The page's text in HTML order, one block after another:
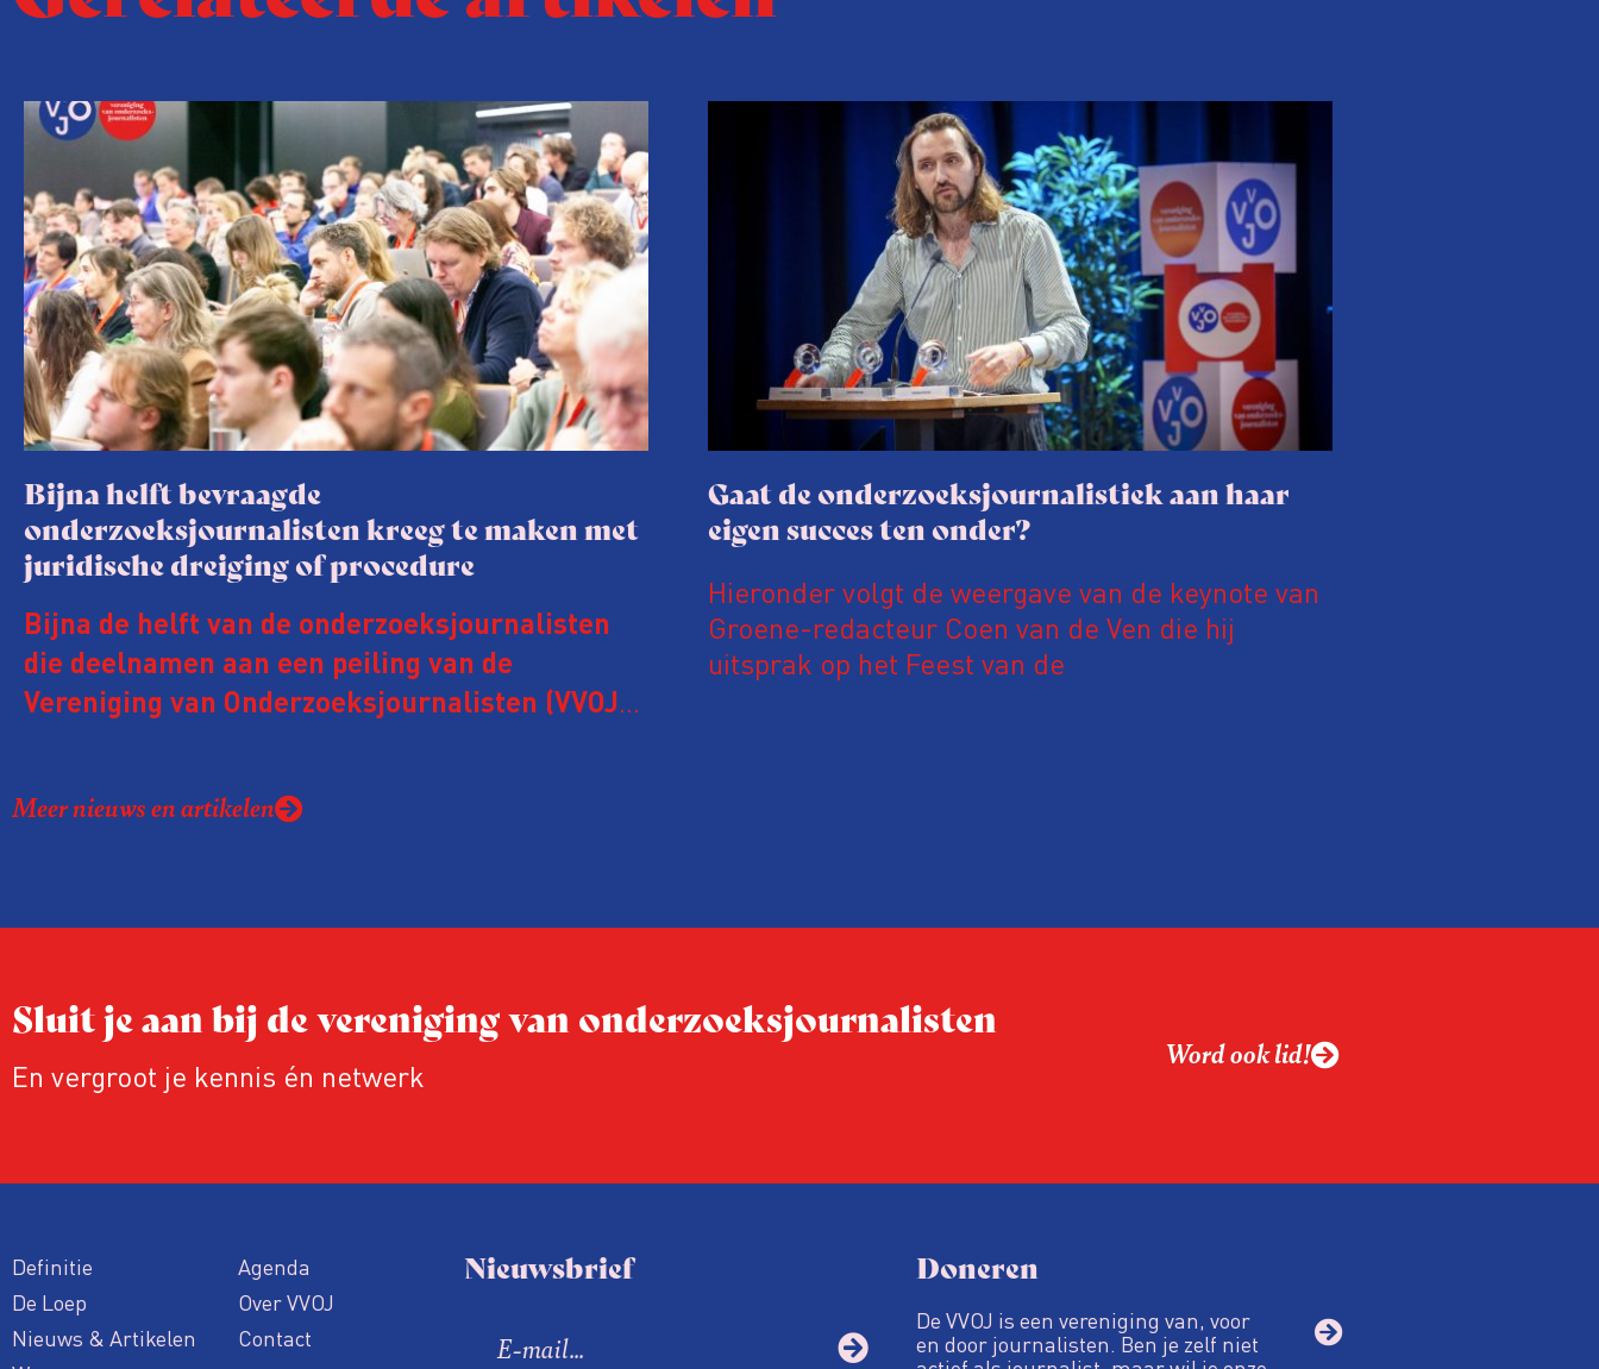
Bijna helft bevraagde
onderzoeksjournalisten kreeg te maken met
juridische dreiging of procedure
Bijna de helft van de onderzoeksjournalisten
die deelnamen aan een peiling van de
Vereniging van Onderzoeksjournalisten (VVOJ)
rond het eigen werk. Dat kost journalisten tijd,
Gaat de onderzoeksjournalistiek aan haar
eigen succes ten onder?
Hieronder volgt de weergave van de keynote van
Groene-redacteur Coen van de Ven die hij
uitsprak op het Feest van de
Hoe moet de journalistiek omgaan met een
steeds onverschilligere macht?
Meer nieuws en artikelen
Sluit je aan bij de vereniging van onderzoeksjournalisten
En vergroot je kennis én netwerk
Word ook lid!
Definitie
De Loep
Nieuws & Artikelen
Agenda
Over VVOJ
Contact
Nieuwsbrief Doneren
De VVOJ is een vereniging van, voor
en door journalisten. Ben je zelf niet